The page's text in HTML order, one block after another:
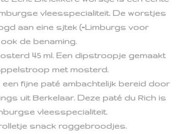
vleesspecialiteit. De worstjes
aan eine sjtek (=Limburgs voor
de benaming.
45 ml. Een dipstroopje gemaakt
met mosterd.
een fijne paté ambachtelijk bereid door
uit Berkelaar. Deze paté du Rich is
vleesspecialiteit.
snack roggebroodjes.